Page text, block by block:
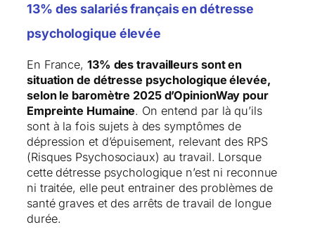
13% des salariés français en détresse
psychologique élevée
En France, 13% des travailleurs sont en
situation de détresse psychologique élevée,
selon le baromètre 2025 d’OpinionWay pour
Empreinte Humaine. On entend par là qu’ils
sont à la fois sujets à des symptômes de
dépression et d’épuisement, relevant des RPS
(Risques Psychosociaux) au travail. Lorsque
cette détresse psychologique n’est ni reconnue
ni traitée, elle peut entrainer des problèmes de
santé graves et des arrêts de travail de longue
durée.